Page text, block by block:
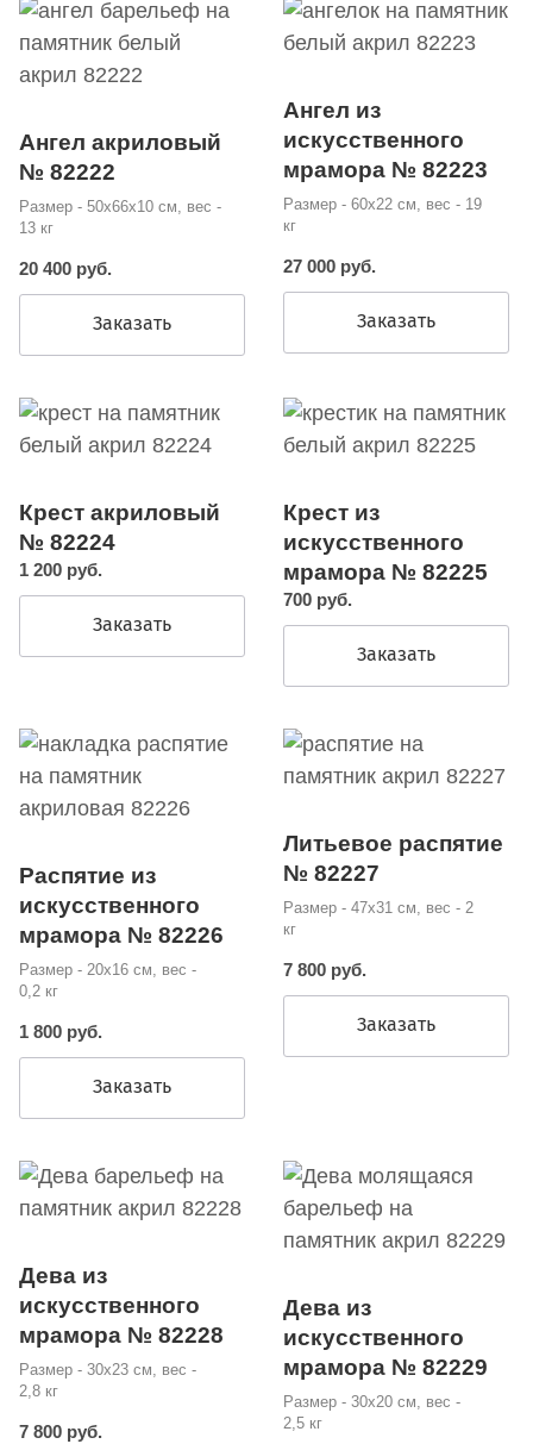
Ангел акриловый
№ 82222
Размер - 50х66х10 см, вес -
13 кг
20 400 руб.
Заказать
Ангел из
искусственного
мрамора № 82223
Размер - 60х22 см, вес - 19
кг
27 000 руб.
Заказать
Крест акриловый
№ 82224
1 200 руб.
Заказать
Крест из
искусственного
мрамора № 82225
700 руб.
Заказать
Распятие из
искусственного
мрамора № 82226
Размер - 20х16 см, вес -
0,2 кг
1 800 руб.
Заказать
Литьевое распятие
№ 82227
Размер - 47х31 см, вес - 2
кг
7 800 руб.
Заказать
Дева из
искусственного
мрамора № 82228
Размер - 30х23 см, вес -
2,8 кг
7 800 руб.
Дева из
искусственного
мрамора № 82229
Размер - 30х20 см, вес -
2,5 кг